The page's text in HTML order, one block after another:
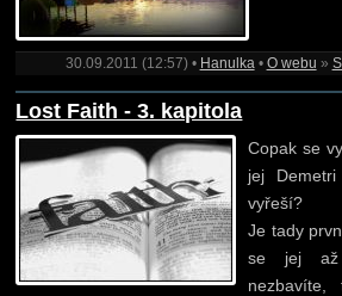
30.09.2011 (12:57) • Hanulka• O webu »
Lost Faith - 3. kapitola
Copak se
jej
vyřeší?
Je tady
se jej až